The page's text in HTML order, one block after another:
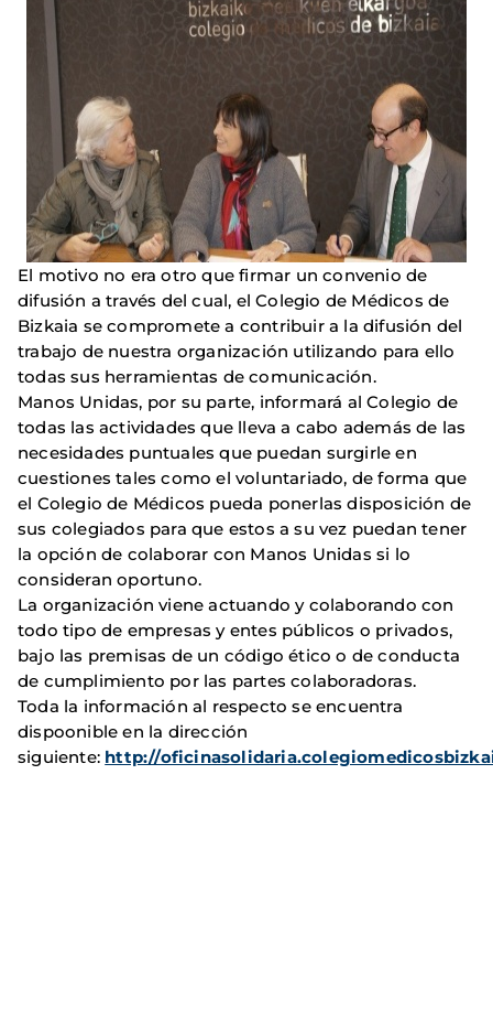
El motivo no era otro que firmar un convenio de
difusión a través del cual, el Colegio de Médicos de
Bizkaia se compromete a contribuir a la difusión del
trabajo de nuestra organización utilizando para ello
todas sus herramientas de comunicación.
Manos Unidas, por su parte, informará al Colegio de
todas las actividades que lleva a cabo además de las
necesidades puntuales que puedan surgirle en
cuestiones tales como el voluntariado, de forma que
el Colegio de Médicos pueda ponerlas disposición de
sus colegiados para que estos a su vez puedan tener
la opción de colaborar con Manos Unidas si lo
consideran oportuno.
La organización viene actuando y colaborando con
todo tipo de empresas y entes públicos o privados,
bajo las premisas de un código ético o de conducta
de cumplimiento por las partes colaboradoras.
Toda la información al respecto se encuentra
dispoonible en la dirección
siguiente: http://